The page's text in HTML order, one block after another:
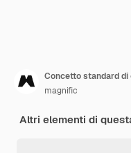
Concetto standard
magnific
Altri elementi di